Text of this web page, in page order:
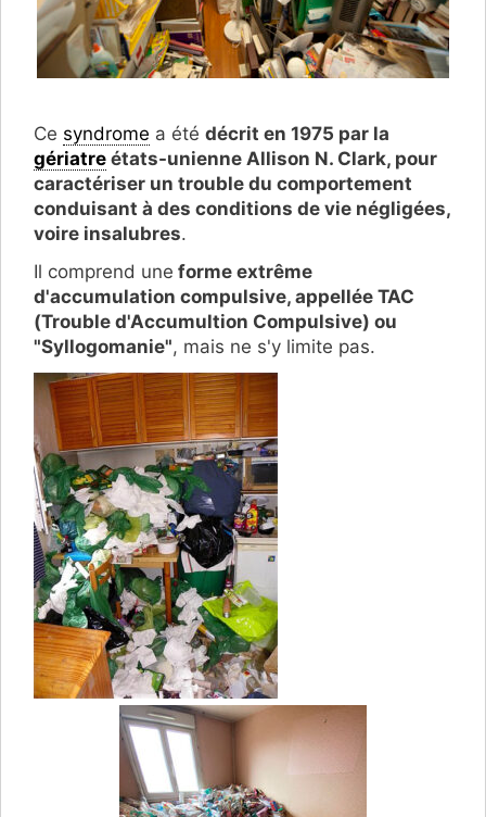
Ce syndrome a été décrit en 1975 par la
gériatre états-unienne Allison N. Clark, pour
caractériser un trouble du comportement
conduisant à des conditions de vie négligées,
voire insalubres.
Il comprend une forme extrême
d'accumulation compulsive, appellée TAC
(Trouble d'Accumultion Compulsive) ou
"Syllogomanie", mais ne s'y limite pas.